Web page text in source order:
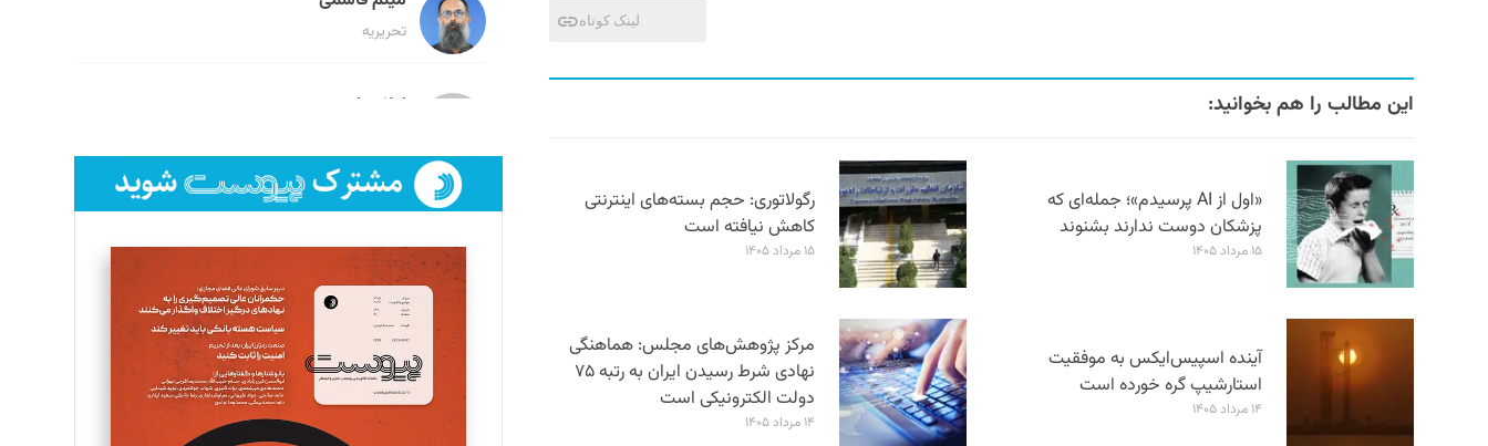
لینک کوتاه
این مطالب را هم بخوانید:
«اول از AI پرسیدم»؛ جمله‌ای که
پزشکان دوست ندارند بشنوند
۱۵ مرداد ۱۴۰۵
رگولاتوری: حجم بسته‌های اینترنتی
کاهش نیافته است
۱۵ مرداد ۱۴۰۵
آینده اسپیس‌ایکس به موفقیت
استارشیپ گره خورده است
۱۴ مرداد ۱۴۰۵
مرکز پژوهش‌های مجلس: هماهنگی
نهادی شرط رسیدن ایران به رتبه ۷۵
دولت الکترونیکی است
۱۴ مرداد ۱۴۰۵
تحریریه
لیلا حنارود
فائزه فتحی رستمی
تحریریه
سروش کرمیان
تحریریه
مینا پاکدل